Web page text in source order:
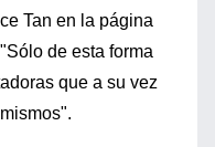
Tan en la página
de esta forma
que a su vez